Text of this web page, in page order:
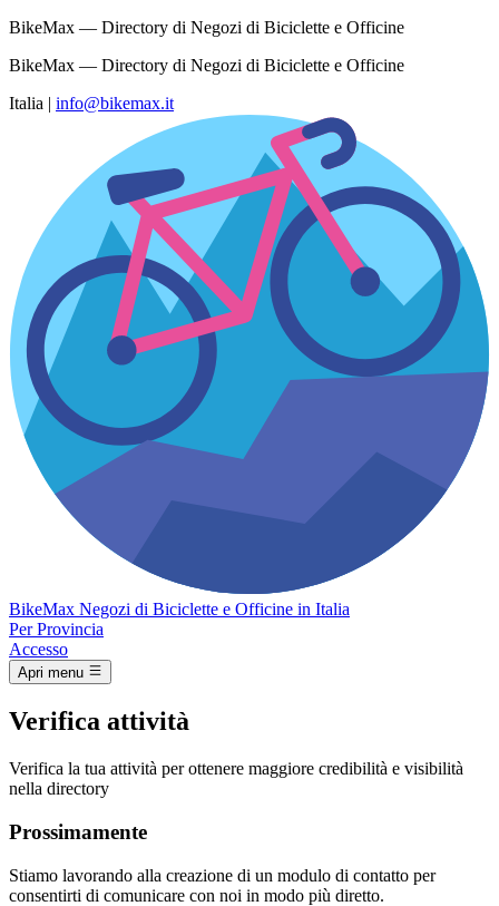
BikeMax — Directory di Negozi di Biciclette e Officine
BikeMax — Directory di Negozi di Biciclette e Officine
Italia | info@bikemax.it
BikeMax Negozi di Biciclette e Officine in Italia
Per Provincia
Accesso
Apri menu
Verifica attività
Verifica la tua attività per ottenere maggiore credibilità e visibilità
nella directory
Prossimamente
Stiamo lavorando alla creazione di un modulo di contatto per
consentirti di comunicare con noi in modo più diretto.